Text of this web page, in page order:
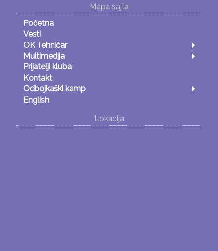
Mapa sajta
Početna
Vesti
OK Tehničar
Multimedija
Prijatelji kluba
Kontakt
Odbojkaški kamp
English
Lokacija